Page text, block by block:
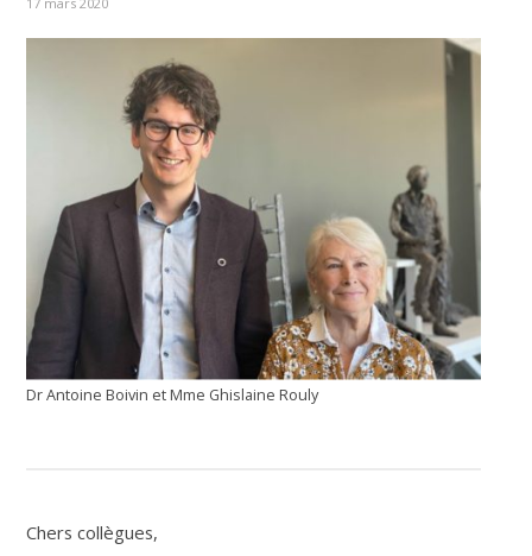
Dr Antoine Boivin et Mme Ghislaine Rouly
Chers collègues,